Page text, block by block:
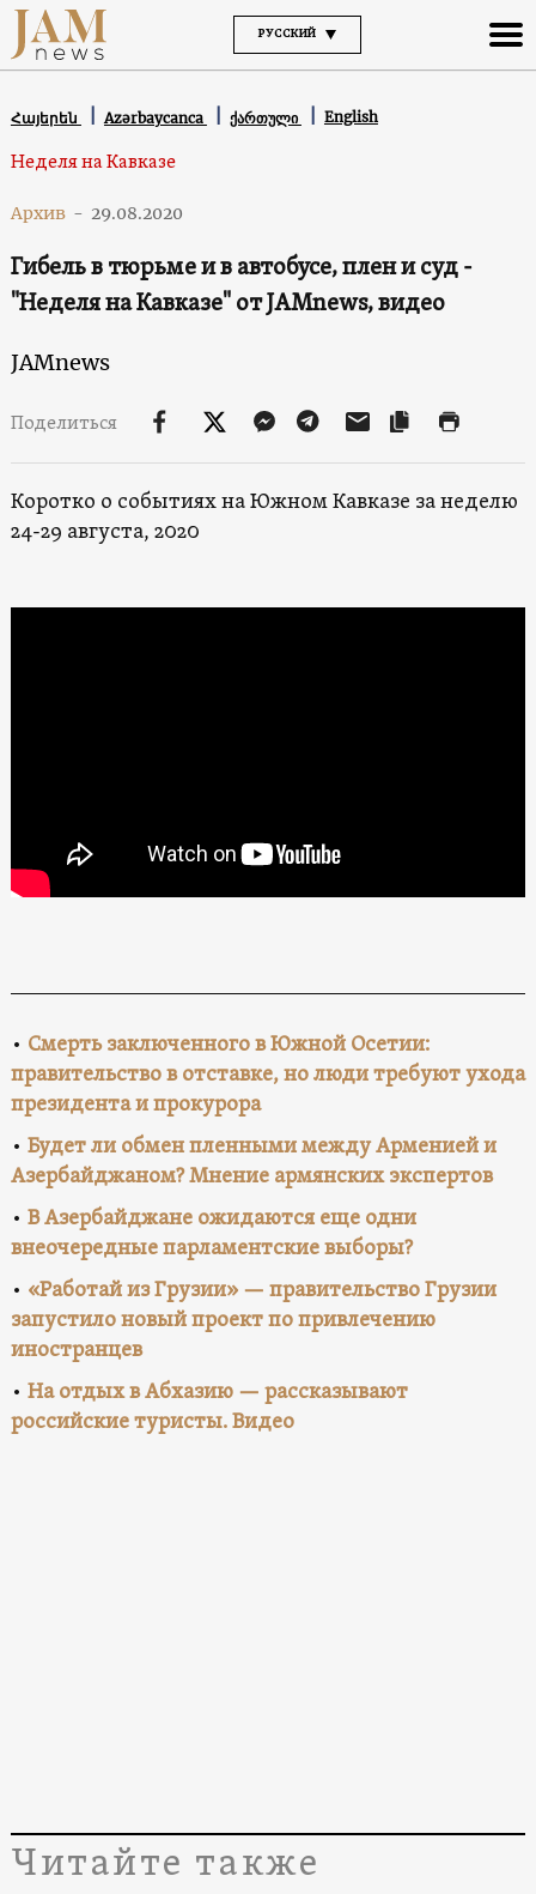
РУССКИЙ
Հայերեն Azərbaycanca ქართული English
Неделя на Кавказе
Архив - 29.08.2020
Гибель в тюрьме и в автобусе, плен и суд -
"Неделя на Кавказе" от JAMnews, видео
JAMnews
Поделиться
Коротко о событиях на Южном Кавказе за неделю
24-29 августа, 2020
• Смерть заключенного в Южной Осетии:
правительство в отставке, но люди требуют ухода
президента и прокурора
• Будет ли обмен пленными между Арменией и
Азербайджаном? Мнение армянских экспертов
• В Азербайджане ожидаются еще одни
внеочередные парламентские выборы?
• «Работай из Грузии» — правительство Грузии
запустило новый проект по привлечению
иностранцев
• На отдых в Абхазию — рассказывают
российские туристы. Видео
Читайте также